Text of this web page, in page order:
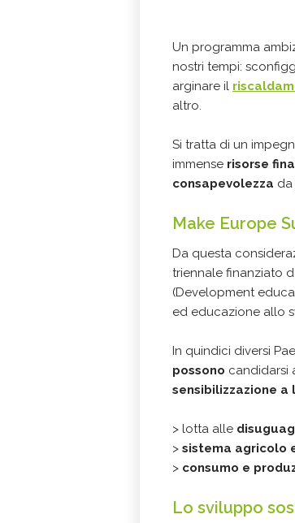
Un programma
nostri tempi:
arginare il
altro.
Si tratta di un
immense risorse
consapevolezza da
Make Europe
Da questa
triennale finanziato
(Development
ed educazione allo
In quindici diversi
possono candidarsi
sensibilizzazione
> lotta alle
> sistema agricolo
> consumo e
Lo sviluppo